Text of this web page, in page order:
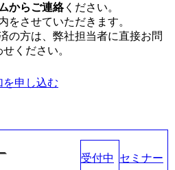
からご連絡ください。
をさせていただきます。
の方は、弊社担当者に直接お問
ください。
を申し込む
受付中 セミナー